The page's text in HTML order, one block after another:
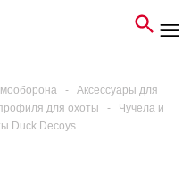
-
Аксессуары для
для охоты -
Чучела и
Duck Decoys